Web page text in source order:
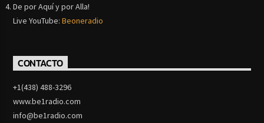
De por Aquí y por Alla!
Live YouTube:Beoneradio
CONTACTO
+1(438) 488-3296
www.be1radio.com
info@be1radio.com